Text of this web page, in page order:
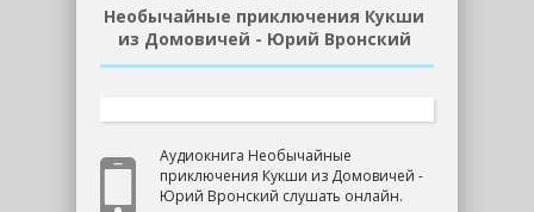
Необычайные приключения Кукши
из Домовичей - Юрий Вронский
Аудиокнига Необычайные
приключения Кукши из Домовичей -
Юрий Вронский слушать онлайн.